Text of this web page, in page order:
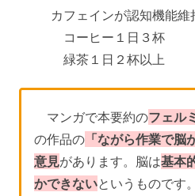
カフェインが認知機能維
コーヒー１日３杯
緑茶１日２杯以上
マンガで本要約のフェル
の作品の 「ながら作業で脳
意見があります。脳は基本
かできないというものです